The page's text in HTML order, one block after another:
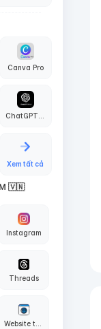
Canva Pro
Xem tất cả
🇻🇳
Instagram
Threads